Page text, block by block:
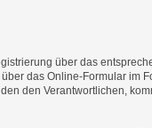
über das
das Online-Formular im
den Verantwortlichen,